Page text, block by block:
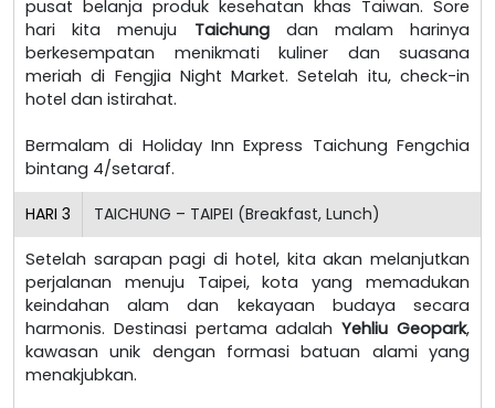
pusat belanja produk kesehatan khas Taiwan. Sore
hari kita menuju Taichungdan malam harinya
berkesempatan menikmati kuliner dan suasana
meriah di Fengjia Night Market. Setelah itu, check-in
hotel dan istirahat.
Bermalam di Holiday Inn Express Taichung Fengchia
bintang 4/setaraf.
HARI 3 TAICHUNG – TAIPEI (Breakfast, Lunch)
Setelah sarapan pagi di hotel, kita akan melanjutkan
perjalanan menuju Taipei, kota yang memadukan
keindahan alam dan kekayaan budaya secara
harmonis. Destinasi pertama adalahYehliu Geopark,
kawasan unik dengan formasi batuan alami yang
menakjubkan.